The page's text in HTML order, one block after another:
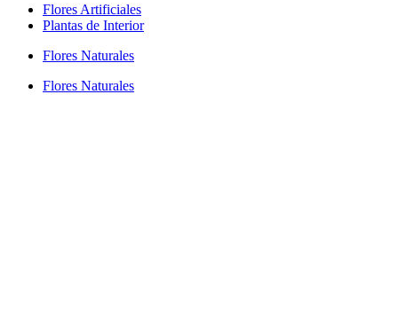
Flores Artificiales
Plantas de Interior
Flores Naturales
Flores Naturales